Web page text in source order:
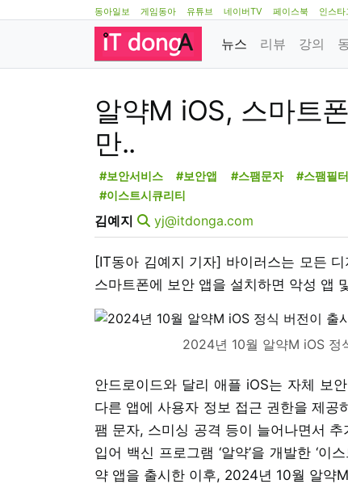
동아일보 게임동아 유튜브 네이버TV 페이스북 인스타
뉴스 리뷰 강의
알약M iOS, 스마트
만..
#보안서비스 #보안앱 #스팸문자 #스팸필
#이스트시큐리티
김예지 yj@itdonga.com
[IT동아 김예지 기자] 바이러스는 모든
스마트폰에 보안 앱을 설치하면 악성 앱
2024년 10월 알약M iOS 정
안드로이드와 달리 애플 iOS는 자체 보
다른 앱에 사용자 정보 접근 권한을 제
팸 문자, 스미싱 공격 등이 늘어나면서
입어 백신 프로그램 ‘알약’을 개발한 ‘
약 앱을 출시한 이후, 2024년 10월 알약